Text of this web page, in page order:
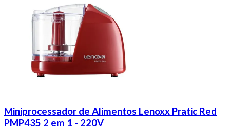
Miniprocessador de Alimentos Lenoxx Pratic Red
PMP435 2 em 1 - 220V